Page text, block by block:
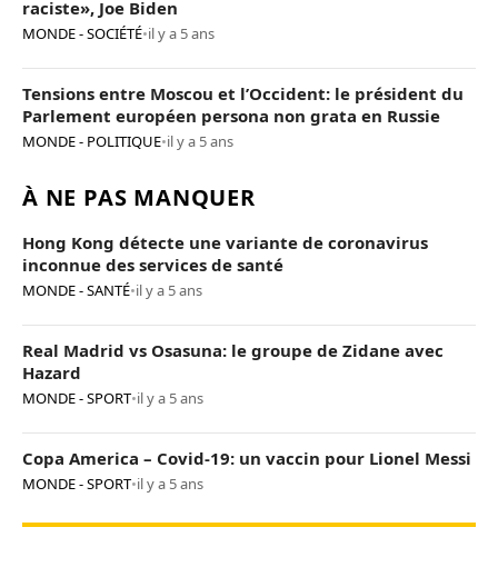
raciste», Joe Biden
MONDE - SOCIÉTÉ•il y a 5 ans
Tensions entre Moscou et l’Occident: le président du
Parlement européen persona non grata en Russie
MONDE - POLITIQUE•il y a 5 ans
À NE PAS MANQUER
Hong Kong détecte une variante de coronavirus
inconnue des services de santé
MONDE - SANTÉ•il y a 5 ans
Real Madrid vs Osasuna: le groupe de Zidane avec
Hazard
MONDE - SPORT•il y a 5 ans
Copa America – Covid-19: un vaccin pour Lionel Messi
MONDE - SPORT•il y a 5 ans